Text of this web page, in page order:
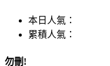
本日人氣：
累積人氣：
勿刪!